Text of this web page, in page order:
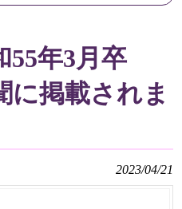
55年3月卒
に掲載されま
2023/04/21